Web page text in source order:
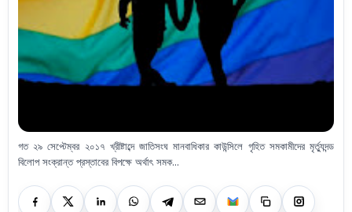
গত ২৯ সেপ্টেম্বর ২০১৭ খ্রীষ্টাব্দে জাতিসংঘ মানবাধিকার কাউন্সিলে গৃহিত সমকামীদের মৃর্ত্যুদন্ড
বিলোপ সংক্রান্ত প্রস্তাবের বিপক্ষে অর্থাৎ সমক...